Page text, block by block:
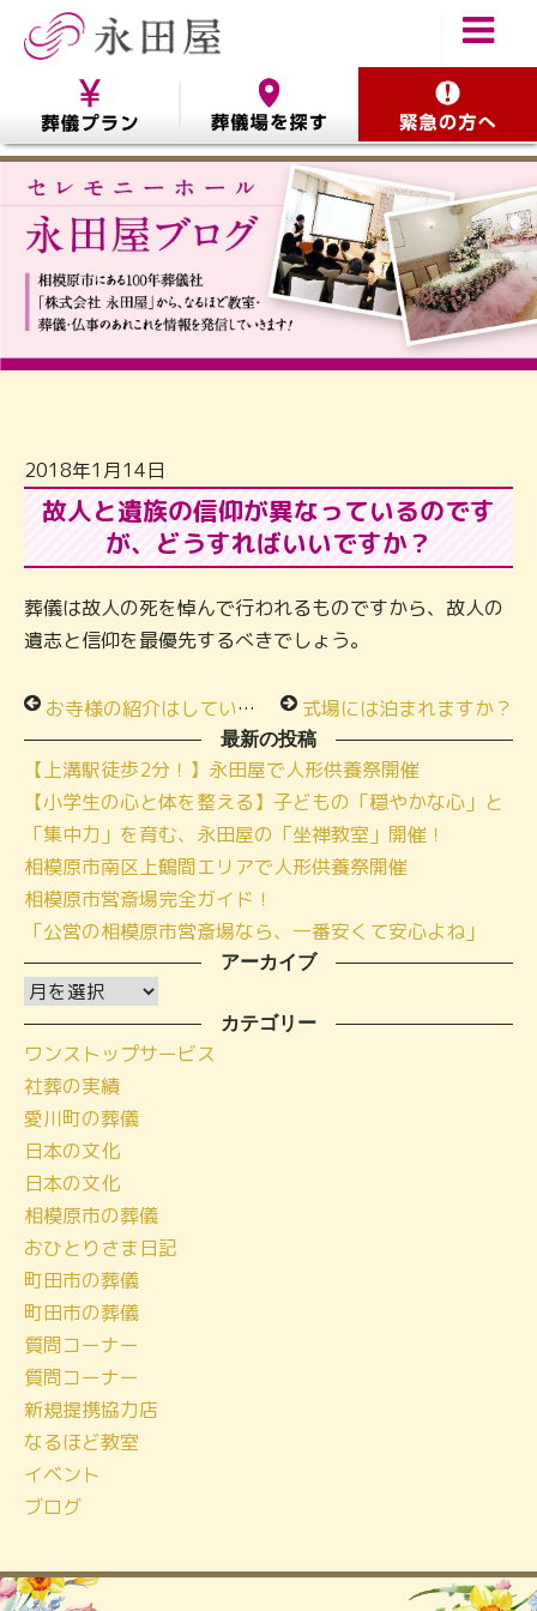
2018年1月14日
故人と遺族の信仰が異なっているのです
が、どうすればいいですか？
葬儀は故人の死を悼んで行われるものですから、故人の
遺志と信仰を最優先するべきでしょう。
お寺様の紹介はしていただけますか？ 式場には泊まれますか？
最新の投稿
【上溝駅徒歩2分！】永田屋で人形供養祭開催
【小学生の心と体を整える】子どもの「穏やかな心」と
「集中力」を育む、永田屋の「坐禅教室」開催！
相模原市南区上鶴間エリアで人形供養祭開催
相模原市営斎場完全ガイド！
「公営の相模原市営斎場なら、一番安くて安心よね」
アーカイブ
ア
ー
カ
イ
ブ
カテゴリー
ワンストップサービス
社葬の実績
愛川町の葬儀
日本の文化
日本の文化
相模原市の葬儀
おひとりさま日記
町田市の葬儀
町田市の葬儀
質問コーナー
質問コーナー
新規提携協力店
なるほど教室
イベント
ブログ